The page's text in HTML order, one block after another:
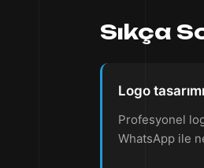
Sıkça
Logo
Profesyonel
WhatsApp ile